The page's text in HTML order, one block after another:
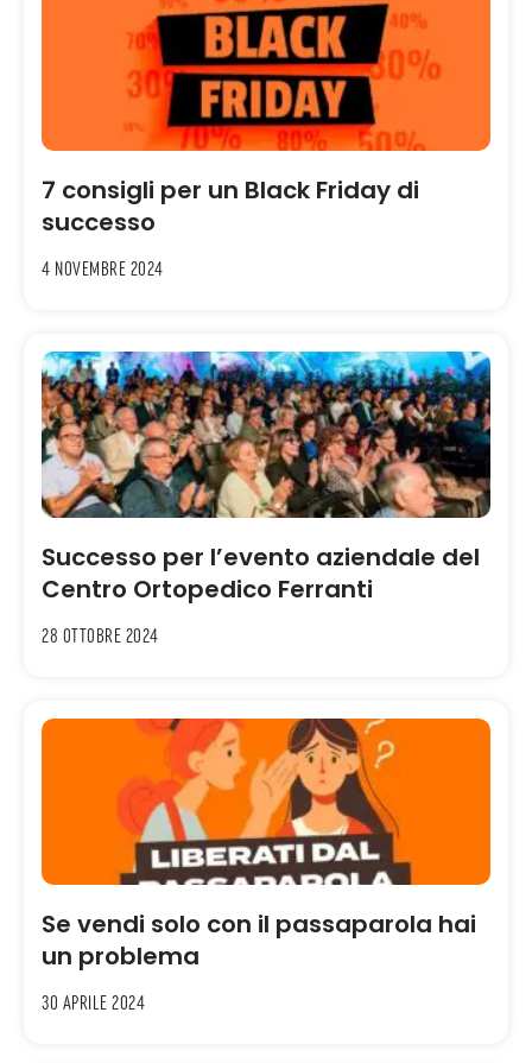
7 consigli per un Black Friday di
successo
4 Novembre 2024
Successo per l’evento aziendale del
Centro Ortopedico Ferranti
28 Ottobre 2024
Se vendi solo con il passaparola hai
un problema
30 Aprile 2024